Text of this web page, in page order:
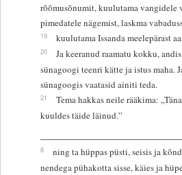
rõõmusõnumit, kuulutama vangidele
pimedatele nägemist, laskma
19 kuulutama Issanda meelepärast
20
Ja keeranud raamatu kokku, andis
sünagoogi teenri kätte ja istus maha.
sünagoogis vaatasid ainiti teda.
21
Tema hakkas neile rääkima:
kuuldes täide läinud.”
8
ning ta hüppas püsti, seisis ja
nendega pühakotta sisse, käies ja